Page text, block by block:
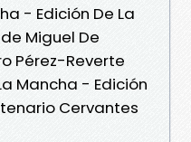
- Edición De La
Miguel De
Pérez-Reverte
Mancha - Edición
Cervantes